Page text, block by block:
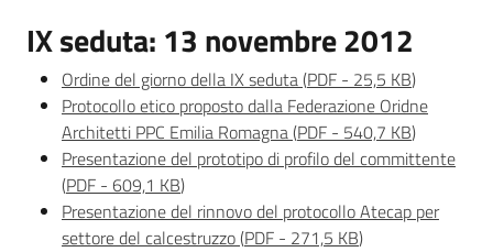
agricoli
medi
Avvisi
IX seduta: 13 novembre 2012
Ordine del giorno della IX seduta(PDF - 25,5 KB)
Protocollo etico proposto dalla Federazione Oridne
Architetti PPC Emilia Romagna(PDF - 540,7 KB)
Presentazione del prototipo di profilo del committente
(PDF - 609,1 KB)
Presentazione del rinnovo del protocollo Atecap per
settore del calcestruzzo(PDF - 271,5 KB)